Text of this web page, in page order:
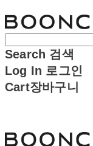
Search 검색
Log In 로그인
Cart장바구니